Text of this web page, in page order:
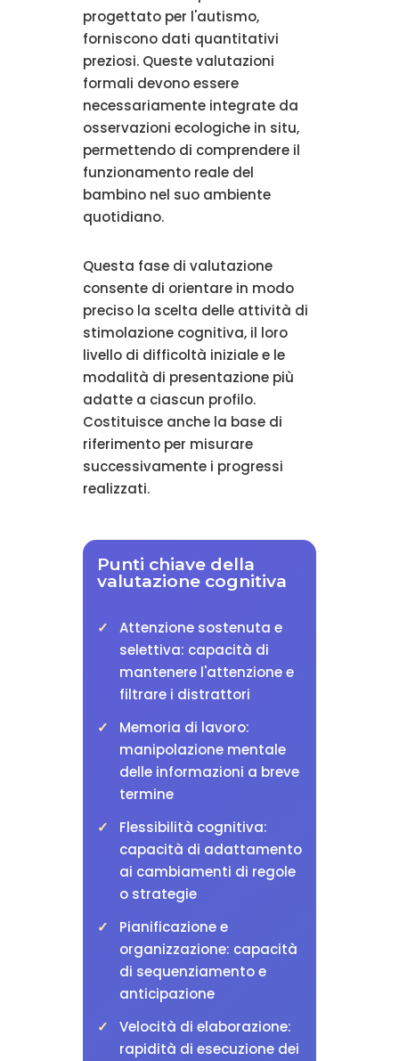
progettato per l'autismo,
forniscono dati quantitativi
preziosi. Queste valutazioni
formali devono essere
necessariamente integrate da
osservazioni ecologiche in situ,
permettendo di comprendere il
funzionamento reale del
bambino nel suo ambiente
quotidiano.
Questa fase di valutazione
consente di orientare in modo
preciso la scelta delle attività di
stimolazione cognitiva, il loro
livello di difficoltà iniziale e le
modalità di presentazione più
adatte a ciascun profilo.
Costituisce anche la base di
riferimento per misurare
successivamente i progressi
realizzati.
Punti chiave della
valutazione cognitiva
Attenzione sostenuta e
selettiva: capacità di
mantenere l'attenzione e
filtrare i distrattori
Memoria di lavoro:
manipolazione mentale
delle informazioni a breve
termine
Flessibilità cognitiva:
capacità di adattamento
ai cambiamenti di regole
o strategie
Pianificazione e
organizzazione: capacità
di sequenziamento e
anticipazione
Velocità di elaborazione:
rapidità di esecuzione dei